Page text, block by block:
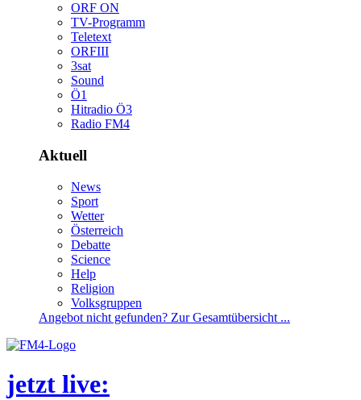
ORFON
TV-Programm
Teletext
ORFIII
3sat
Sound
Ö1
HitradioÖ3
RadioFM4
Aktuell
News
Sport
Wetter
Österreich
Debatte
Science
Help
Religion
Volksgruppen
Angebotnichtgefunden?ZurGesamtübersicht...
jetztlive: